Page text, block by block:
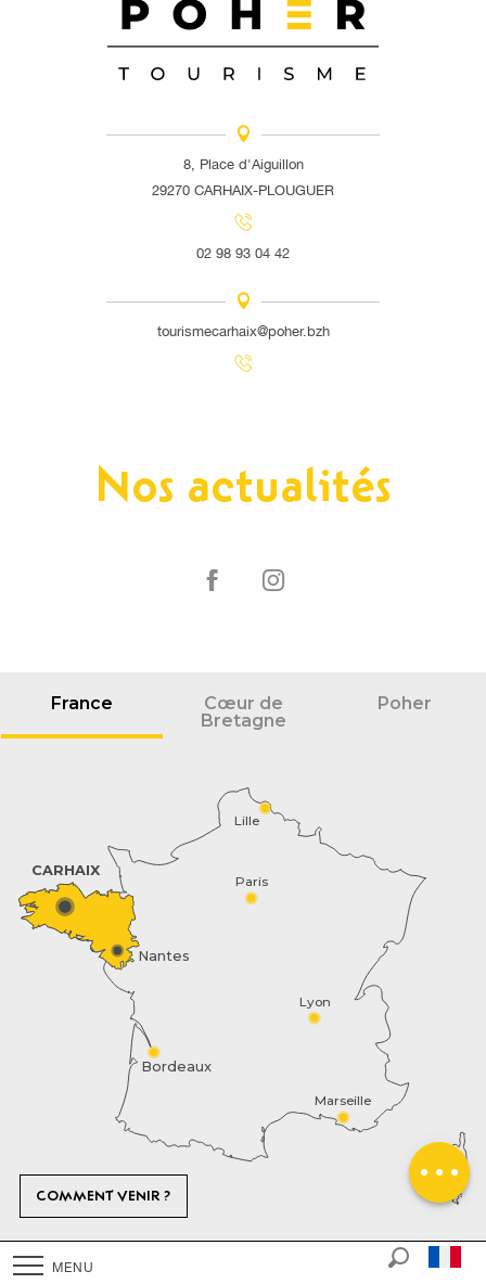
MENU
Prestations
email
8, Place d'Aiguillon
29270 CARHAIX-PLOUGUER
02 98 93 04 42
tourismecarhaix@poher.bzh
Nos actualités
France
Cœur de
Bretagne
Poher
Paris
Marseille
Lyon
Lille
Bordeaux
Nantes
CARHAIX
COMMENT VENIR ?
Mentions Légales PLAN DU SITE